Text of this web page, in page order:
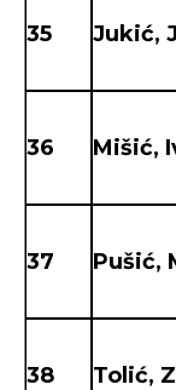
35 Jukić,
36 Mišić,
37 Pušić,
38 Tolić,